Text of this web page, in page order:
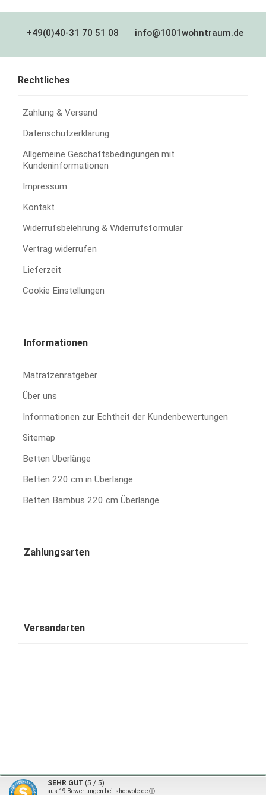
+49(0)40-31 70 51 08 info@1001wohntraum.de
Rechtliches
Zahlung & Versand
Datenschutzerklärung
Allgemeine Geschäftsbedingungen mit
Kundeninformationen
Impressum
Kontakt
Widerrufsbelehrung & Widerrufsformular
Vertrag widerrufen
Lieferzeit
Cookie Einstellungen
Informationen
Matratzenratgeber
Über uns
Informationen zur Echtheit der Kundenbewertungen
Sitemap
Betten Überlänge
Betten 220 cm in Überlänge
Betten Bambus 220 cm Überlänge
Zahlungsarten
Versandarten
1001 Wohntraum - traumhafte Bambusbetten © 2026 | ©
design by karsta.de
SEHR GUT (5 / 5)
aus 19 Bewertungen bei: shopvote.de ⓘ